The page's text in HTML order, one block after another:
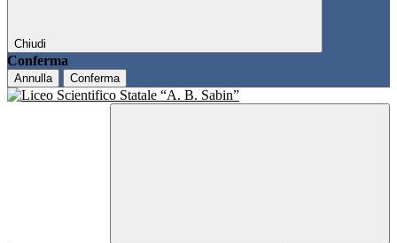
Chiudi
Conferma
Annulla Conferma